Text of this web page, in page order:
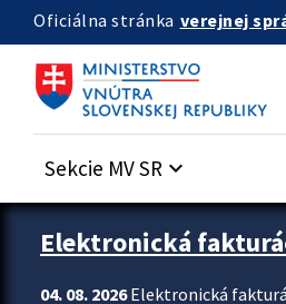
Preskocit na hlavný obsah
Oficiálna stránka verejnej
Sekcie MV SR keyboard_arrow_down
Zastavit automatický posun upútavok
Elektronická
04. 08. 2026Elektronická